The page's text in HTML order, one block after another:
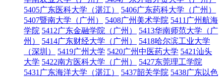
5405广东医科大学（湛江）
5406广东药科大学（广州）
5407暨南大学（广州）
5408广州美术学院 5411广州航海
学院 5412广东金融学院（广州）
5413华南师范大学（广
州）
5414广东财经大学（广州）
5418哈尔滨工业大学
（深圳）
5419广州大学 5420广州中医药大学 5421汕头
大学 5422南方医科大学（广州）
5427东莞理工学院
5431广东海洋大学（湛江）
5437韶关学院 5438广东以色